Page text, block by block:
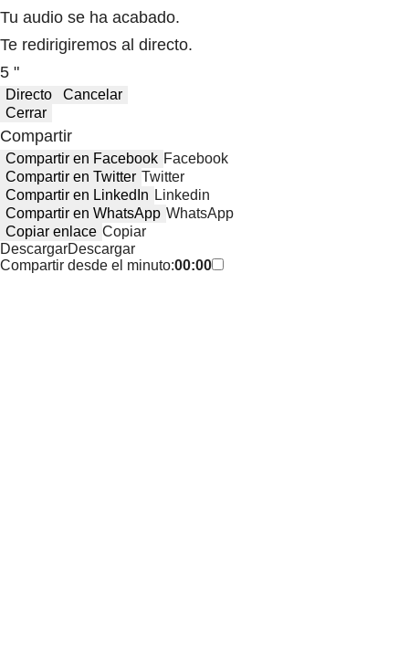
Tu audio se ha acabado.
Te redirigiremos al directo.
5 "
Directo
Cancelar
Cerrar
Compartir
Compartir en Facebook Facebook
Compartir en Twitter Twitter
Compartir en LinkedIn Linkedin
Compartir en WhatsApp WhatsApp
Copiar enlace Copiar
DescargarDescargar
Compartir desde el minuto:00:00